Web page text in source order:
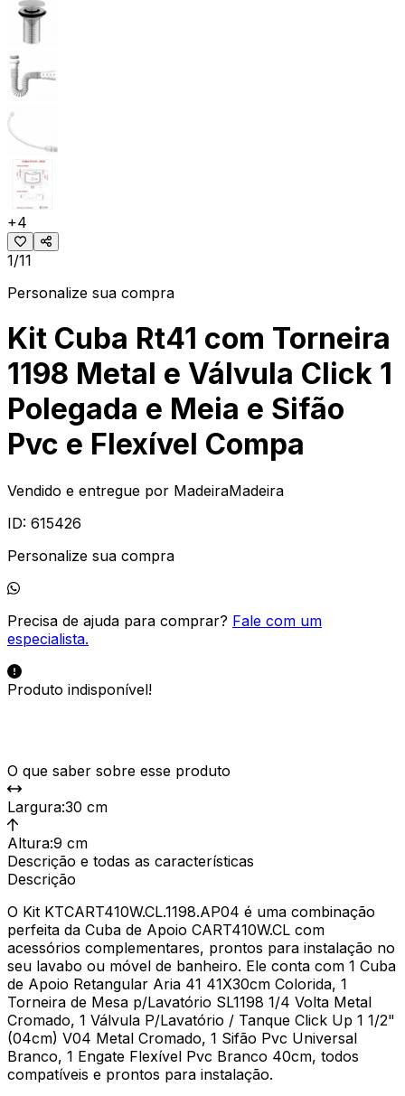
+4
1/11
Personalize sua compra
Kit Cuba Rt41 com Torneira
1198 Metal e Válvula Click 1
Polegada e Meia e Sifão
Pvc e Flexível Compa
Vendido e entregue por MadeiraMadeira
ID: 615426
Personalize sua compra
Precisa de ajuda para comprar? Fale com um
especialista.
Produto indisponível!
O que saber sobre esse produto
Largura:30 cm
Altura:9 cm
Descrição e todas as características
Descrição
O Kit KTCART410W.CL.1198.AP04 é uma combinação
perfeita da Cuba de Apoio CART410W.CL com
acessórios complementares, prontos para instalação no
seu lavabo ou móvel de banheiro. Ele conta com 1 Cuba
de Apoio Retangular Aria 41 41X30cm Colorida, 1
Torneira de Mesa p/Lavatório SL1198 1/4 Volta Metal
Cromado, 1 Válvula P/Lavatório / Tanque Click Up 1 1/2"
(04cm) V04 Metal Cromado, 1 Sifão Pvc Universal
Branco, 1 Engate Flexível Pvc Branco 40cm, todos
compatíveis e prontos para instalação.